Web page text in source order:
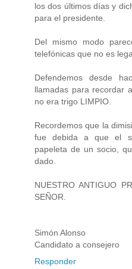
los dos últimos días y
para el presidente.
Del mismo modo
telefónicas que no es
Defendemos desde
llamadas para recordar
no era trigo LIMPIO.
Recordemos que la
fue debida a que el
papeleta de un socio,
dado.
NUESTRO ANTIGUO
SEÑOR.
Simón Alonso
Candidato a consejero
Responder